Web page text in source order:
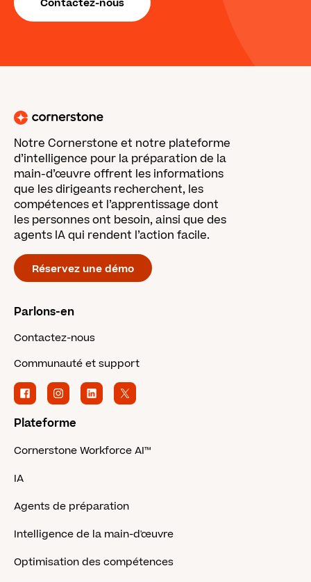
Contactez-nous
Notre Cornerstone et notre plateforme
d’intelligence pour la préparation de la
main-d’œuvre offrent les informations
que les dirigeants recherchent, les
compétences et l’apprentissage dont
les personnes ont besoin, ainsi que des
agents IA qui rendent l’action facile.
Réservez une démo
Parlons-en
Contactez-nous
Communauté et support
Plateforme
Cornerstone Workforce AI™
IA
Agents de préparation
Intelligence de la main-d'œuvre
Optimisation des compétences